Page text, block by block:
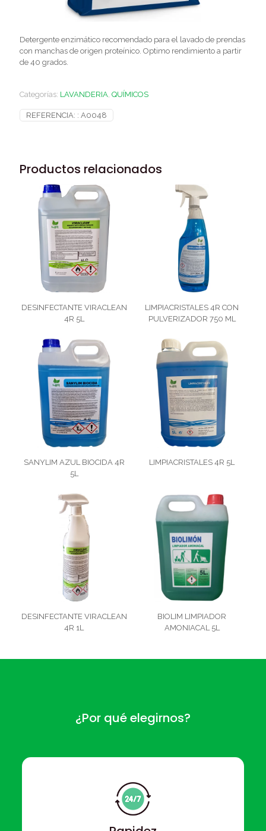
Detergente enzimático recomendado para el lavado de prendas
con manchas de origen proteínico. Optimo rendimiento a partir
de 40 grados.
Categorías: LAVANDERIA, QUÍMICOS
REFERENCIA: : A0048
Productos relacionados
DESINFECTANTE VIRACLEAN
4R 5L
LIMPIACRISTALES 4R CON
PULVERIZADOR 750 ML
SANYLIM AZUL BIOCIDA 4R
5L
LIMPIACRISTALES 4R 5L
DESINFECTANTE VIRACLEAN
4R 1L
BIOLIM LIMPIADOR
AMONIACAL 5L
¿Por qué elegirnos?